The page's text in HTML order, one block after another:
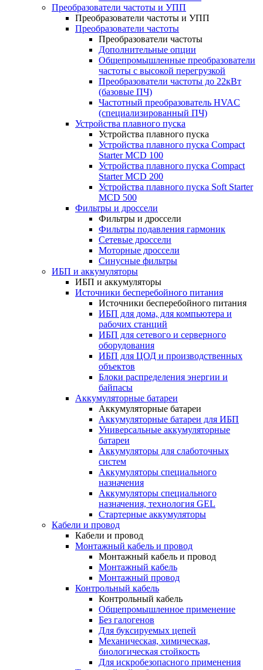
Преобразователи частоты и УПП
Преобразователи частоты и УПП
Преобразователи частоты
Преобразователи частоты
Дополнительные опции
Общепромышленные преобразователи
частоты с высокой перегрузкой
Преобразователи частоты до 22кВт
(базовые ПЧ)
Частотный преобразователь HVAC
(специализированный ПЧ)
Устройства плавного пуска
Устройства плавного пуска
Устройства плавного пуска Compact
Starter MCD 100
Устройства плавного пуска Compact
Starter MCD 200
Устройства плавного пуска Soft Starter
MCD 500
Фильтры и дроссели
Фильтры и дроссели
Фильтры подавления гармоник
Сетевые дроссели
Моторные дроссели
Синусные фильтры
ИБП и аккумуляторы
ИБП и аккумуляторы
Источники бесперебойного питания
Источники бесперебойного питания
ИБП для дома, для компьютера и
рабочих станций
ИБП для сетевого и серверного
оборудования
ИБП для ЦОД и производственных
объектов
Блоки распределения энергии и
байпасы
Аккумуляторные батареи
Аккумуляторные батареи
Аккумуляторные батареи для ИБП
Универсальные аккумуляторные
батареи
Аккумуляторы для слаботочных
систем
Аккумуляторы специального
назначения
Аккумуляторы специального
назначения, технология GEL
Стартерные аккумуляторы
Кабели и провод
Кабели и провод
Монтажный кабель и провод
Монтажный кабель и провод
Монтажный кабель
Монтажный провод
Контрольный кабель
Контрольный кабель
Общепромышленное применение
Без галогенов
Для буксируемых цепей
Механическая, химическая,
биологическая стойкость
Для искробезопасного применения